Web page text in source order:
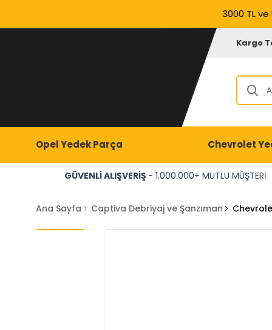
3000 TL
Kargo
Opel Yedek Parça Chevrolet
GÜVENLİ ALIŞVERİŞ - 1.000.000+ MUTLU MÜŞTERİ
Ana Sayfa Captiva Debriyaj ve Şanzıman